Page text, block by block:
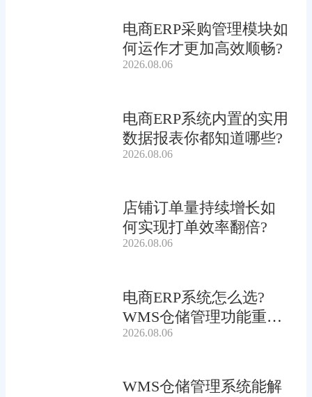
电商ERP采购管理模块如
何运作才更加高效顺畅?
2026.08.06
电商ERP系统内置的实用
数据报表你都知道哪些?
2026.08.06
店铺订单量持续增长如
何实现打单效率翻倍?
2026.08.06
电商ERP系统怎么选?
WMS仓储管理功能重要
吗?
2026.08.06
WMS仓储管理系统能解